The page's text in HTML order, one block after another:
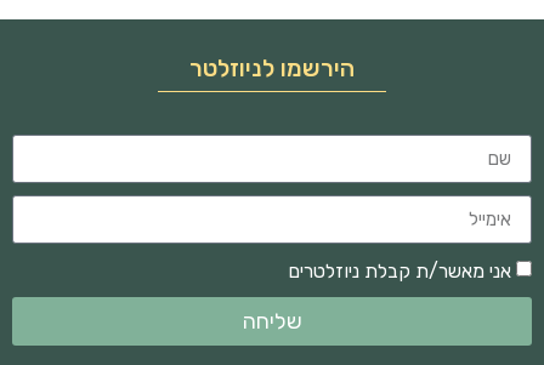
הירשמו לניוזלטר
אני מאשר/ת קבלת ניוזלטרים
שליחה